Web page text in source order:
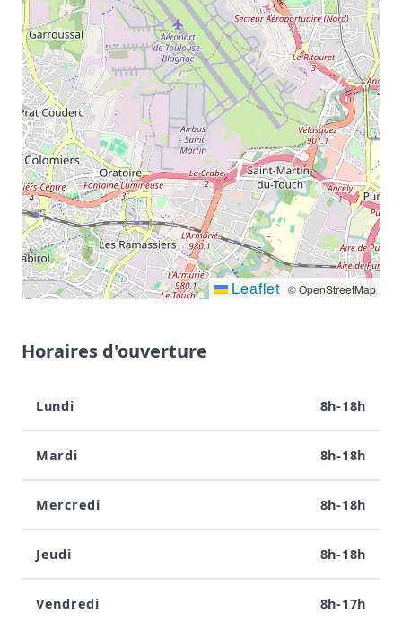
Leaflet | © OpenStreetMap
Horaires d'ouverture
Lundi 8h-18h
Mardi 8h-18h
Mercredi 8h-18h
Jeudi 8h-18h
Vendredi 8h-17h